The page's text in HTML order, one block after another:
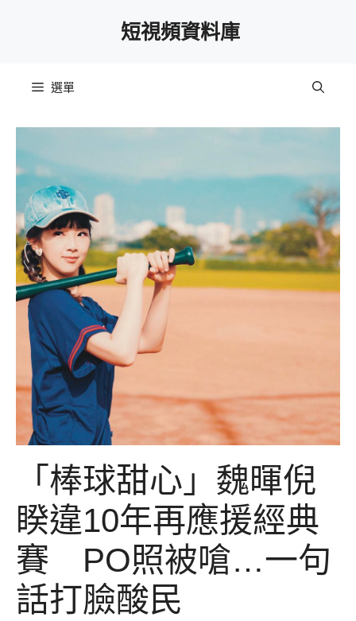
短視頻資料庫
選單
「棒球甜心」魏暉倪
睽違10年再應援經典
賽 PO照被嗆…一句
話打臉酸民